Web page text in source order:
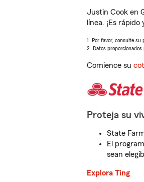
Justin Cook en
línea. ¡Es rápido
1. Por favor, consulte su
2. Datos proporcionados
Comience su
Proteja su
State
El
sean
Explora Ting